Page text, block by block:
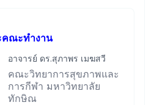
คณะทำงาน
อาจารย์ ดร.สุภาพร เมฆสวี
คณะวิทยาการสุขภาพและ
การกีฬา มหาวิทยาลัย
ทักษิณ